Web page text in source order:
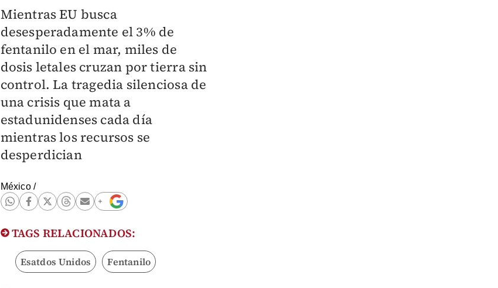
Mientras EU busca
desesperadamente el 3% de
fentanilo en el mar, miles de
dosis letales cruzan por tierra sin
control. La tragedia silenciosa de
una crisis que mata a
estadunidenses cada día
mientras los recursos se
desperdician
México/
TAGS RELACIONADOS:
Esatdos Unidos Fentanilo